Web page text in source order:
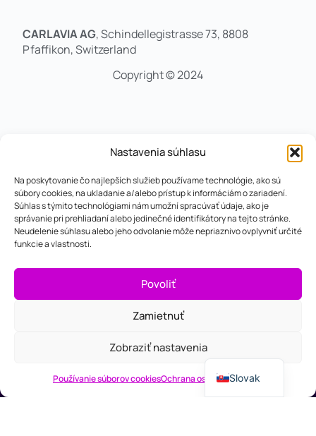
Nastavenia súhlasu
Na poskytovanie čo najlepších služieb používame technológie, ako sú
súbory cookies, na ukladanie a/alebo prístup k informáciám o zariadení.
Súhlas s týmito technológiami nám umožní spracúvať údaje, ako je
správanie pri prehliadaní alebo jedinečné identifikátory na tejto stránke.
Neudelenie súhlasu alebo jeho odvolanie môže nepriaznivo ovplyvniť určité
funkcie a vlastnosti.
Povoliť
Zamietnuť
Zobraziť nastavenia
Používanie súborov cookiesOchrana osobných údajov
CARLAVIA AG, Schindellegistrasse 73, 8808
Pfaffikon, Switzerland
Copyright © 2024
Riešenia
Marketing
Podpora
FAQ
Slovak